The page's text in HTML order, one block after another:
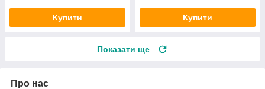
Купити Купити
Показати ще
Про нас